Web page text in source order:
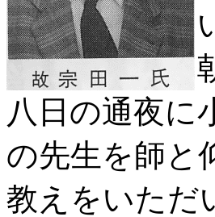
八日の通夜に
の先生を師と
教えをいただ